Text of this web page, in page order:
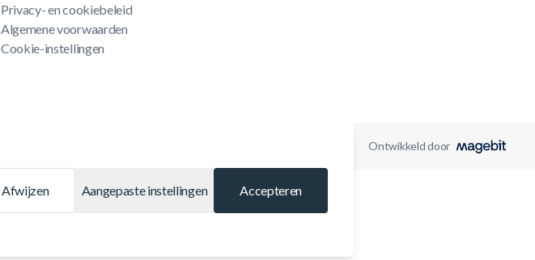
Afwijzen Aangepaste instellingen Accepteren
Privacy- en cookiebeleid
Algemene voorwaarden
Cookie-instellingen
Ontwikkeld door